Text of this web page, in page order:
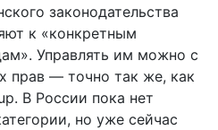
законодательства
к «конкретным
Управлять им можно с
прав — точно так же, как
В России пока нет
но уже сейчас